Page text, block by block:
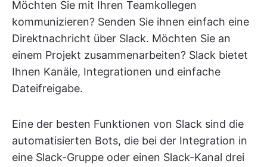
Möchten Sie mit Ihren Teamkollegen
kommunizieren? Senden Sie ihnen einfach eine
Direktnachricht über Slack. Möchten Sie an
einem Projekt zusammenarbeiten? Slack bietet
Ihnen Kanäle, Integrationen und einfache
Dateifreigabe.
Eine der besten Funktionen von Slack sind die
automatisierten Bots, die bei der Integration in
eine Slack-Gruppe oder einen Slack-Kanal drei